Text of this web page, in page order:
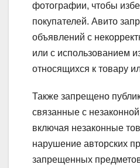
фотографии, чтобы
покупателей. Авито
объявлений с
или с использованием
относящихся к товару
Также запрещено
связанные с
включая незаконные
нарушение авторских
запрещенных